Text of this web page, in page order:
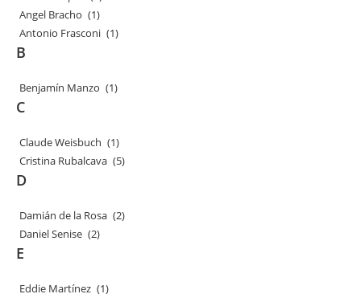
Angel Bracho (1)
Antonio Frasconi (1)
B
Benjamín Manzo (1)
C
Claude Weisbuch (1)
Cristina Rubalcava (5)
D
Damián de la Rosa (2)
Daniel Senise (2)
E
Eddie Martínez (1)